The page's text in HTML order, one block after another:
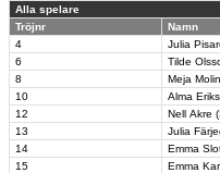
Alla spelare
Tröjnr
Namn
4
Julia
6
Tilde
8
Meja
10
Alma
12
Nell Akre
13
Julia
14
Emma
15
Emma